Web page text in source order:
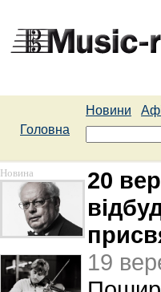
Новини
Головна
Новина
20
19